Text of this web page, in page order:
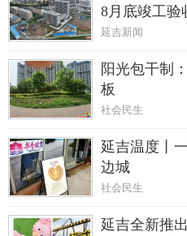
8月底竣工验
延吉新闻
阳光包干制
板
社会民生
延吉温度丨
边城
社会民生
延吉全新推